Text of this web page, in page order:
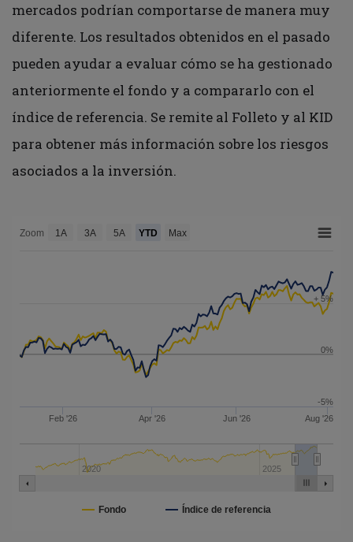
mercados podrían comportarse de manera muy
diferente. Los resultados obtenidos en el pasado
pueden ayudar a evaluar cómo se ha gestionado
anteriormente el fondo y a compararlo con el
índice de referencia. Se remite al Folleto y al KID
para obtener más información sobre los riesgos
asociados a la inversión.
Feb '26 Apr '26 Jun '26 Aug '26
2020 2025
0%
-5%
+ 5%
Zoom 1A 3A 5A YTD Max
Fondo Índice de referencia